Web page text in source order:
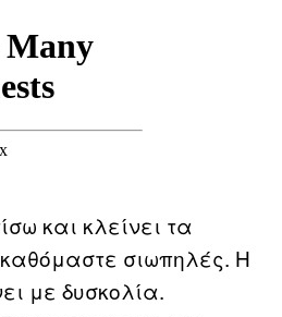
και κλείνει τα
σιωπηλές. Η
με δυσκολία.